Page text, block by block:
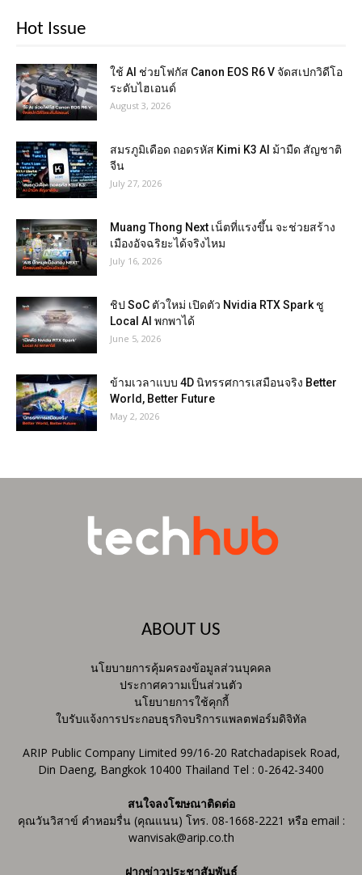
Hot Issue
ใช้ AI ช่วยโฟกัส Canon EOS R6 V จัดสเปกวิดีโอ
ระดับไฮเอนด์
August 3, 2026
สมรภูมิเดือด ถอดรหัส Kimi K3 AI ม้ามืด สัญชาติ
จีน
July 27, 2026
Muang Thong Next เน็ตที่แรงขึ้น จะช่วยสร้าง
เมืองอัจฉริยะได้จริงไหม
July 16, 2026
ชิป SoC ตัวใหม่ เปิดตัว Nvidia RTX Spark ชู
Local AI พกพาได้
June 5, 2026
ข้ามเวลาแบบ 4D นิทรรศการเสมือนจริง Better
World, Better Future
May 2, 2026
ABOUT US
นโยบายการคุ้มครองข้อมูลส่วนบุคคล
ประกาศความเป็นส่วนตัว
นโยบายการใช้คุกกี้
ใบรับแจ้งการประกอบธุรกิจบริการแพลตฟอร์มดิจิทัล
ARIP Public Company Limited 99/16-20 Ratchadapisek Road,
Din Daeng, Bangkok 10400 Thailand Tel : 0-2642-3400
สนใจลงโฆษณาติดต่อ
คุณวันวิสาข์ คำหอมรื่น (คุณแนน) โทร. 08-1668-2221 หรือ email :
wanvisak@arip.co.th
ฝากข่าวประชาสัมพันธ์